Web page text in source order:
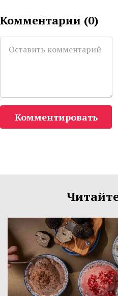
Комментарии (0)
Комментировать